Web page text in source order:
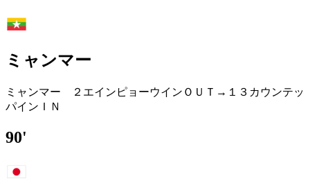
ミャンマー
ミャンマー ２エインピョーウインＯＵＴ→１３カウンテッ
パインＩＮ
90'